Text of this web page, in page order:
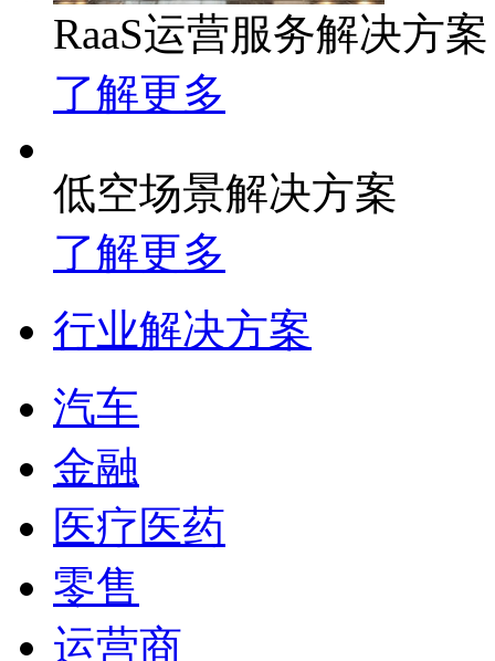
RaaS运营服务解决方案
了解更多
低空场景解决方案
了解更多
行业解决方案
汽车
金融
医疗医药
零售
运营商